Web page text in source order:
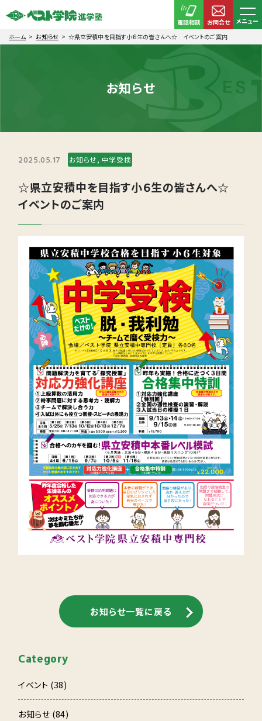
電話相談 お問合せ
メニュー
ホーム
お知らせ ☆県立安積中を目指す小６生の皆さんへ☆ イベントのご案内
お知らせ
2025.05.17 お知らせ, 中学受検
☆県立安積中を目指す小６生の皆さんへ☆
イベントのご案内
お知らせ一覧に戻る
Category
イベント (38)
お知らせ (84)